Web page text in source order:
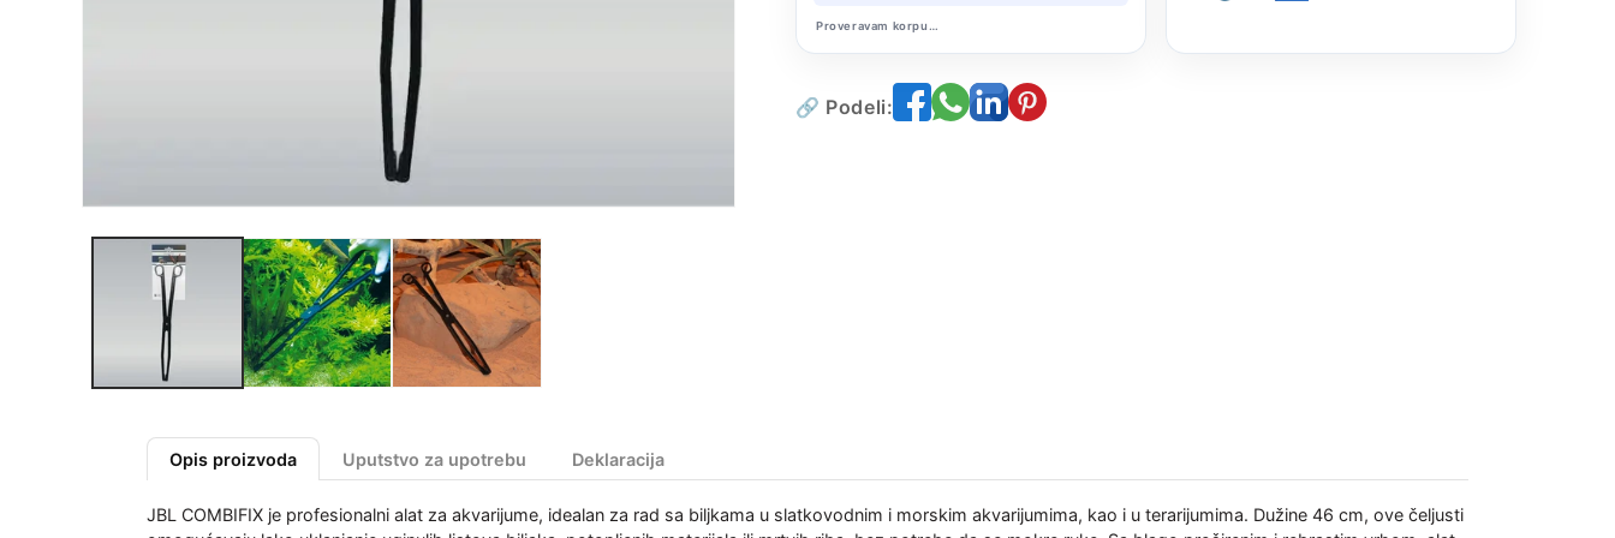
Proveravam korpu…
🔗 Podeli:
Opis proizvoda Uputstvo za upotrebu Deklaracija
JBL COMBIFIX je profesionalni alat za akvarijume, idealan za rad sa biljkama u slatkovodnim i morskim akvarijumima, kao i u terarijumima. Dužine 46 cm, ove čeljusti